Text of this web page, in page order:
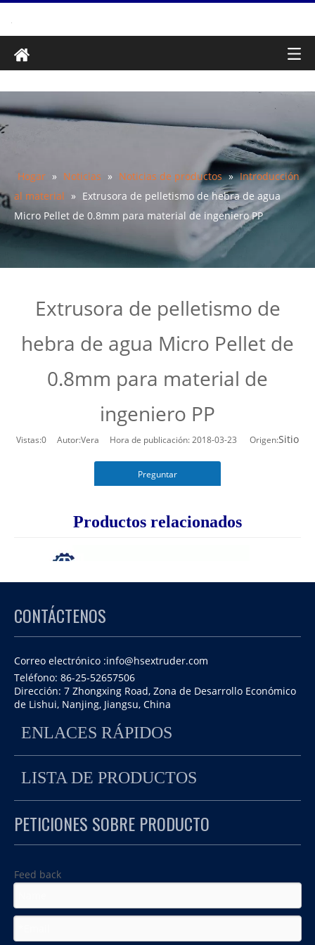
Hogar » Noticias » Noticias de productos » Introducción
al material » Extrusora de pelletismo de hebra de agua
Micro Pellet de 0.8mm para material de ingeniero PP
Extrusora de pelletismo de
hebra de agua Micro Pellet de
0.8mm para material de
ingeniero PP
Vistas:0 Autor:Vera Hora de publicación: 2018-03-23 Origen:Sitio
Preguntar
Material: PP Gránulos para ingeniero de plástico.
Sytema de corte: Sistema de pelletismo de hebra de agua
Pellets muy pequeños, el diámetro de la pelota es de
Productos relacionados
plástico TSE-75 para peletización
CONTÁCTENOS
Correo electrónico :info@hsextruder.com
Teléfono: 86-25-52657506
Dirección: 7 Zhongxing Road, Zona de Desarrollo Económico
de Lishui, Nanjing, Jiangsu, China
ENLACES RÁPIDOS
LISTA DE PRODUCTOS
PETICIONES SOBRE PRODUCTO
Feed back